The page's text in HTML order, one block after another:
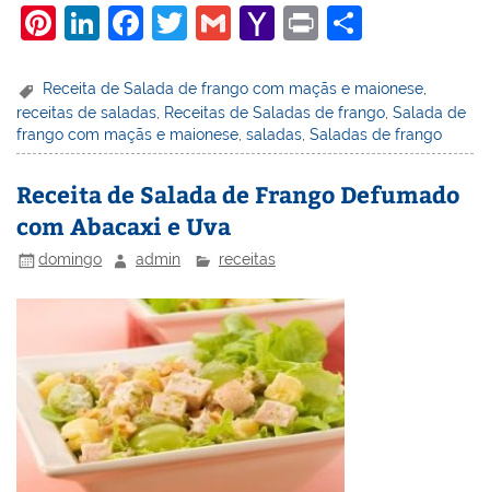
Pi
er
e
st
Li
k
e
dI
n
F
c
e
b
o
o
k
T
itt
er
G
ai
l
Y
h
o
o
M
l
Pr
t
ar
e
Receita de Salada de frango com maçãs e maionese,
receitas de saladas Receitas de Saladas de frango ,Salada de
frango com maçãs e maionese ,saladas ,Saladas de frango
Receita de Salada de Frango Defumado
com Abacaxi e Uva
domingo admin receitas